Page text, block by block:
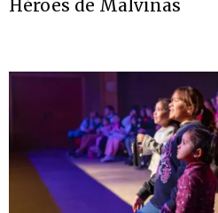
Héroes de Malvinas